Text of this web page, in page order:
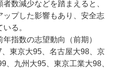
数減少などを踏まえると、
プした影響もあり、安全志
る。
指数の志望動向（前期）
東京大95、名古屋大98、京
、九州大95、東京工業大98、